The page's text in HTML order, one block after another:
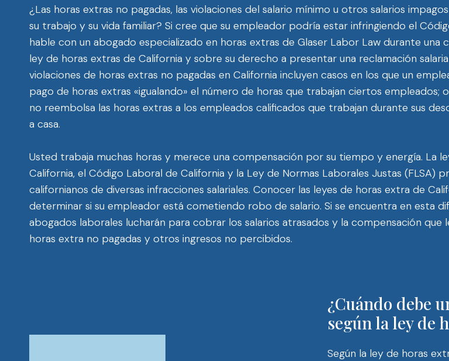
¿Las horas extras no pagadas, las violaciones del salario mínimo u otros salarios
su trabajo y su vida familiar? Si cree que su empleador podría estar infringiendo el
hable con un abogado especializado en horas extras de Glaser Labor Law durante una
ley de horas extras de California y sobre su derecho a presentar una reclamación
violaciones de horas extras no pagadas en California incluyen casos en los que un
pago de horas extras «igualando» el número de horas que trabajan ciertos empleados;
no reembolsa las horas extras a los empleados calificados que trabajan durante sus
a casa.
Usted trabaja muchas horas y merece una compensación por su tiempo y energía. La
California, el Código Laboral de California y la Ley de Normas Laborales Justas (FLSA)
californianos de diversas infracciones salariales. Conocer las leyes de horas extra de
determinar si su empleador está cometiendo robo de salario. Si se encuentra en esta
abogados laborales lucharán para cobrar los salarios atrasados ​​y la compensación
horas extra no pagadas y otros ingresos no percibidos.
¿Cuándo debe
según la ley de
Según la ley de horas